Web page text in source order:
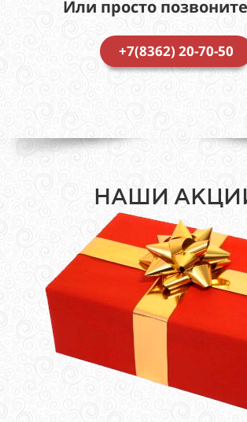
Или просто
+7(8362) 20-70-50
НАШИ